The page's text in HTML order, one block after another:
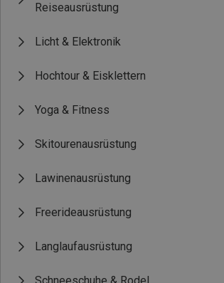
Reiseausrüstung
Licht & Elektronik
Hochtour & Eisklettern
Yoga & Fitness
Skitourenausrüstung
Lawinenausrüstung
Freerideausrüstung
Langlaufausrüstung